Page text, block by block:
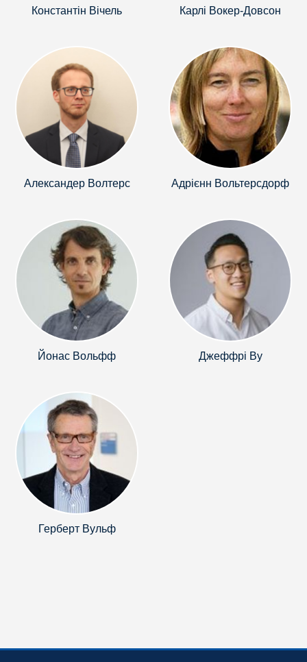
Константін Вічель Карлі Вокер-Довсон
Александер Волтерс Адрієнн Вольтерсдорф
Йонас Вольфф Джеффрі Ву
Герберт Вульф